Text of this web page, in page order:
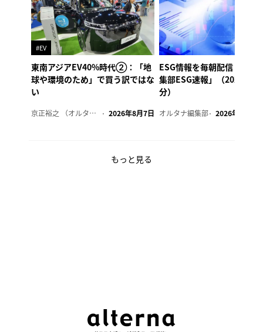
#EV
東南アジアEV40%時代②：「地
球や環境のため」で買う訳ではな
い
京正裕之 （オルタナ副編集長） 2026年8月7日
ESG情報を毎朝配信「オル
集部ESG速報」（2026年8
分）
オルタナ編集部 2026年8月7日
もっと見る